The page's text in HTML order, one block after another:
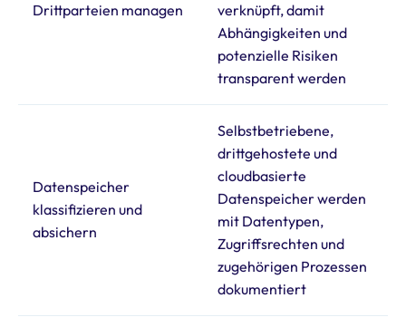
Drittparteien managen
verknüpft, damit
Abhängigkeiten und
potenzielle Risiken
transparent werden
Datenspeicher
klassifizieren und
absichern
Selbstbetriebene,
drittgehostete und
cloudbasierte
Datenspeicher werden
mit Datentypen,
Zugriffsrechten und
zugehörigen Prozessen
dokumentiert